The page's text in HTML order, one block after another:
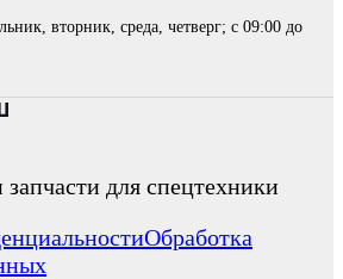
вторник, среда, четверг; с 09:00 до
для спецтехники
Обработка